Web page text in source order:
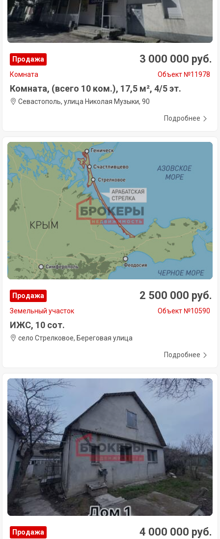
Продажа 3 000 000 руб.
Комната Объект №11978
Комната, (всего 10 ком.), 17,5 м², 4/5 эт.
Севастополь, улица Николая Музыки, 90
Подробнее
Продажа 2 500 000 руб.
Земельный участок Объект №10590
ИЖС, 10 сот.
село Стрелковое, Береговая улица
Подробнее
Продажа 4 000 000 руб.